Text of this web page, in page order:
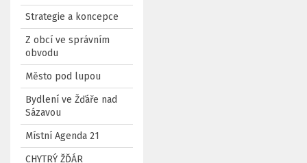
Strategie a koncepce
Z obcí ve správním
obvodu
Město pod lupou
Bydlení ve Žďáře nad
Sázavou
Místní Agenda 21
CHYTRÝ ŽĎÁR